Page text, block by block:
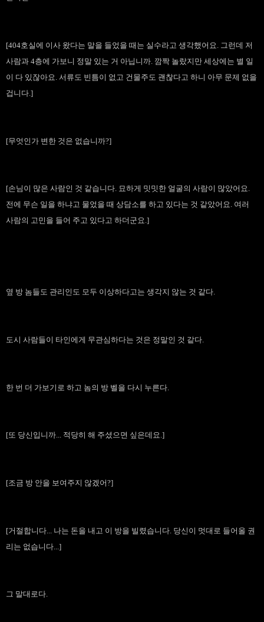
[404호실에 이사 왔다는 말을 들었을 때는 실수라고 생각했어요. 그런데 저
사람과 4층에 가보니 정말 있는 거 아닙니까. 깜짝 놀랐지만 세상에는 별 일
이 다 있잖아요. 서류도 빈틈이 없고 건물주도 괜찮다고 하니 아무 문제 없을
겁니다.]
[무엇 인가 변한 것은 없습니까?]
[손님이 많은 사람인 것 같습니다. 묘하게 밋밋한 얼굴의 사람이 많았어요.
전에 무슨 일을 하냐고 물었을 때 상담소를 하고 있다는 것 같았어요. 여러
사람의 고민을 들어 주고 있다고 하더군요.]
옆 방 놈들도 관리인도 모두 이상하다고는 생각지 않는 것 같다.
도시 사람들이 타인에게 무관심하다는 것은 정말인 것 같다.
한 번 더 가보기로 하고 놈의 방 벨을 다시 누른다.
[또 당신입니까... 적당히 해 주셨으면 싶은데요.]
[조금 방 안을 보여주지 않겠어?]
[거절합니다... 나는 돈을 내고 이 방을 빌렸습니다. 당신이 멋대로 들어올 권
리는 없습니다...]
그 말대로다.